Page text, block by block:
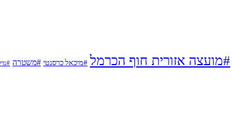
#מועצה אזורית חוף הכרמל #מיכאל כרסנטי #משטרה